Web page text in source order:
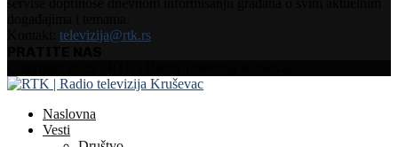
televizija@rtk.rs
Naslovna
Vesti